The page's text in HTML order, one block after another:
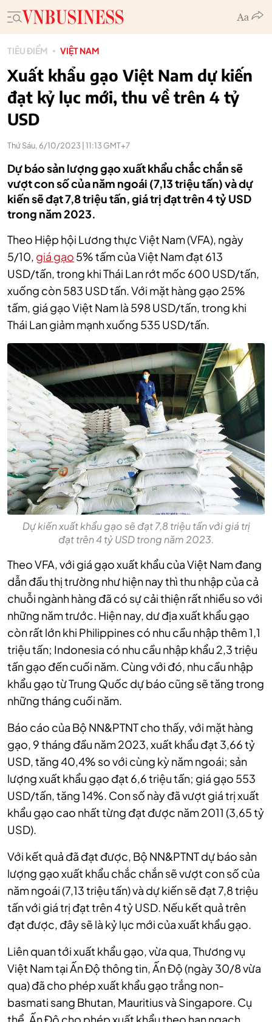
TIÊU ĐIỂM VIỆT NAM
Xuất khẩu gạo Việt Nam dự kiến
đạt kỷ lục mới, thu về trên 4 tỷ
USD
Thứ Sáu, 6/10/2023 | 11:13 GMT+7
Dự báo sản lượng gạo xuất khẩu chắc chắn sẽ
vượt con số của năm ngoái (7,13 triệu tấn) và dự
kiến sẽ đạt 7,8 triệu tấn, giá trị đạt trên 4 tỷ USD
trong năm 2023.
Theo Hiệp hội Lương thực Việt Nam (VFA), ngày
5/10, giá gạo 5% tấm của Việt Nam đạt 613
USD/tấn, trong khi Thái Lan rớt mốc 600 USD/tấn,
xuống còn 583 USD tấn.Với mặt hàng gạo 25%
tấm, giá gạo Việt Nam là 598 USD/tấn, trong khi
Thái Lan giảm mạnh xuống 535 USD/tấn.
Dự kiến xuất khẩu gạo sẽ đạt 7,8 triệu tấn với giá trị
đạt trên 4 tỷ USD trong năm 2023.
Theo VFA, với giá gạo xuất khẩu của Việt Nam đang
dẫn đầu thị trường như hiện nay thì thu nhập của cả
chuỗi ngành hàng đã có sự cải thiện rất nhiều so với
những năm trước. Hiện nay, dư địa xuất khẩu gạo
còn rất lớn khi Philippines có nhu cầu nhập thêm 1,1
triệu tấn; Indonesia có nhu cầu nhập khẩu 2,3 triệu
tấn gạo đến cuối năm. Cùng với đó, nhu cầu nhập
khẩu gạo từ Trung Quốc dự báo cũng sẽ tăng trong
những tháng cuối năm.
Báo cáo của Bộ NN&PTNT cho thấy, với mặt hàng
gạo, 9 tháng đầu năm 2023, xuất khẩu đạt 3,66 tỷ
USD, tăng 40,4% so với cùng kỳ năm ngoái; sản
lượng xuất khẩu gạo đạt 6,6 triệu tấn; giá gạo 553
USD/tấn, tăng 14%. Con số này đã vượt giá trị xuất
khẩu gạo cao nhất từng đạt được năm 2011 (3,65 tỷ
USD).
Với kết quả đã đạt được, Bộ NN&PTNT dự báo sản
lượng gạo xuất khẩu chắc chắn sẽ vượt con số của
năm ngoái (7,13 triệu tấn) và dự kiến sẽ đạt 7,8 triệu
tấn với giá trị đạt trên 4 tỷ USD. Nếu kết quả trên
đạt được, đây sẽ là kỷ lục mới của xuất khẩu gạo.
Liên quan tới xuất khẩu gạo, vừa qua, Thương vụ
Việt Nam tại Ấn Độ thông tin, Ấn Độ (ngày 30/8 vừa
qua) đã cho phép xuất khẩu gạo trắng non-
basmati sang Bhutan, Mauritius và Singapore. Cụ